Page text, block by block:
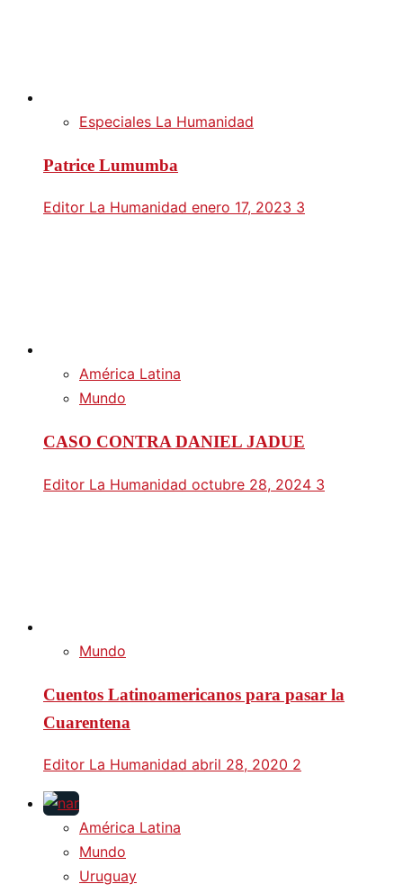
Especiales La Humanidad
Patrice Lumumba
Editor La Humanidad enero 17, 2023 3
América Latina
Mundo
CASO CONTRA DANIEL JADUE
Editor La Humanidad octubre 28, 2024 3
Mundo
Cuentos Latinoamericanos para pasar la
Cuarentena
Editor La Humanidad abril 28, 2020 2
América Latina
Mundo
Uruguay